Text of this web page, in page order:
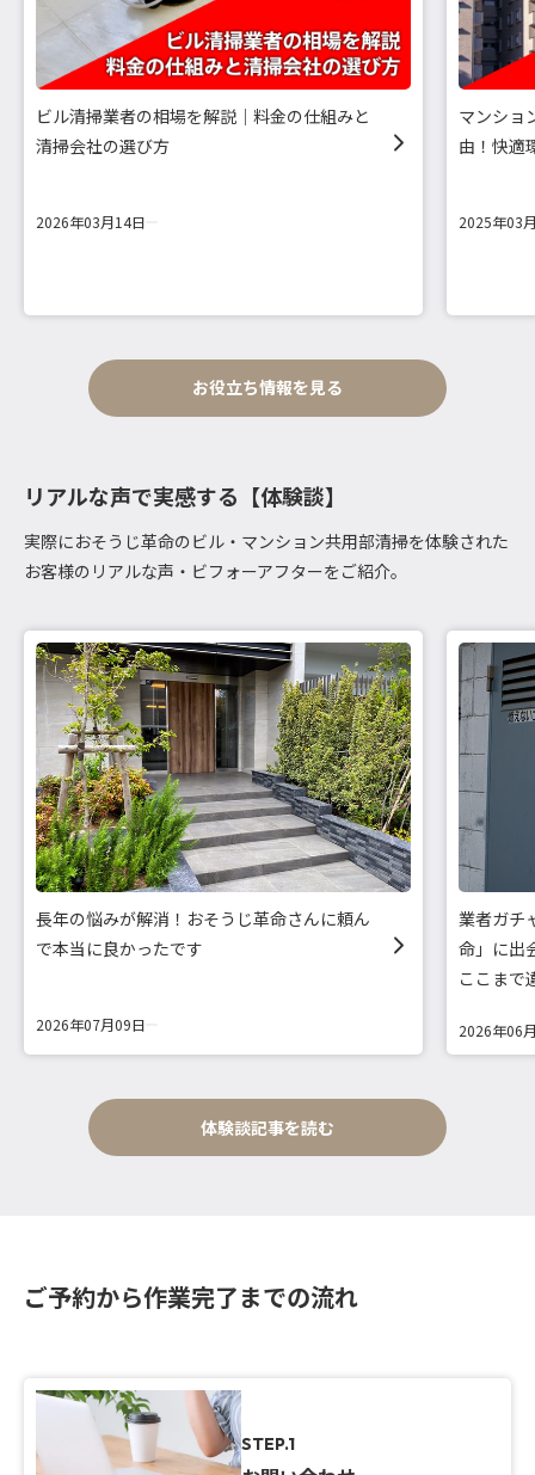
ビル清掃業者の相場を解説｜料金の仕組みと
清掃会社の選び方
2026年03月14日
マンショ
由！快適
2025年03
お役立ち情報を見る
リアルな声で実感する【体験談】
実際におそうじ革命のビル・マンション共用部清掃を体験された
お客様のリアルな声・ビフォーアフターをご紹介。
長年の悩みが解消！おそうじ革命さんに頼ん
で本当に良かったです
2026年07月09日
業者ガチ
命」に出
ここまで
2026年06
体験談記事を読む
ご予約から作業完了までの流れ
STEP.1